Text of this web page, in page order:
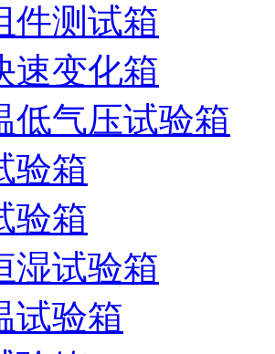
件测试箱
速变化箱
低气压试验箱
验箱
验箱
湿试验箱
试验箱